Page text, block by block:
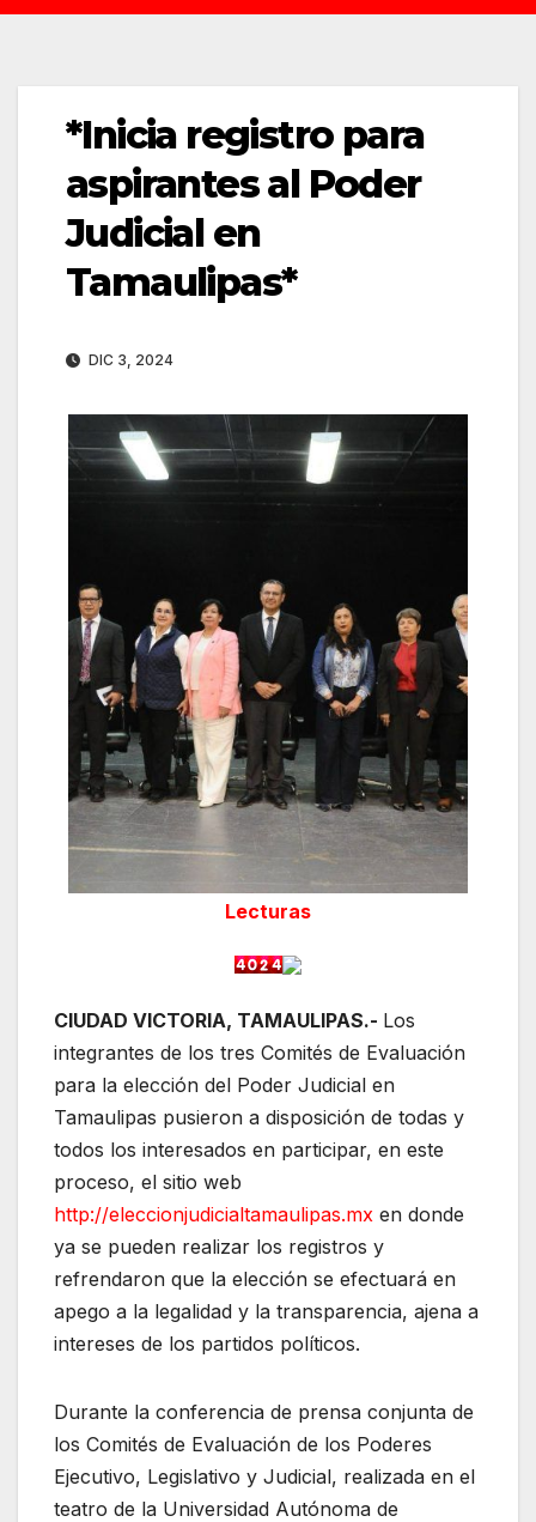
*Inicia registro para
aspirantes al Poder
Judicial en
Tamaulipas*
DIC 3, 2024
Lecturas
CIUDAD VICTORIA, TAMAULIPAS.- Los
integrantes de los tres Comités de Evaluación
para la elección del Poder Judicial en
Tamaulipas pusieron a disposición de todas y
todos los interesados en participar, en este
proceso, el sitio web
http://eleccionjudicialtamaulipas.mx en donde
ya se pueden realizar los registros y
refrendaron que la elección se efectuará en
apego a la legalidad y la transparencia, ajena a
intereses de los partidos políticos.
Durante la conferencia de prensa conjunta de
los Comités de Evaluación de los Poderes
Ejecutivo, Legislativo y Judicial, realizada en el
teatro de la Universidad Autónoma de